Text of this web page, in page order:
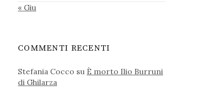
« Giu
COMMENTI RECENTI
Stefania Cocco su È morto Ilio Burruni
di Ghilarza